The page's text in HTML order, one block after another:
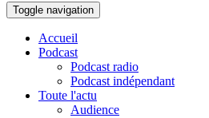
Toggle navigation
Accueil
Podcast
Podcast radio
Podcast indépendant
Toute l'actu
Audience